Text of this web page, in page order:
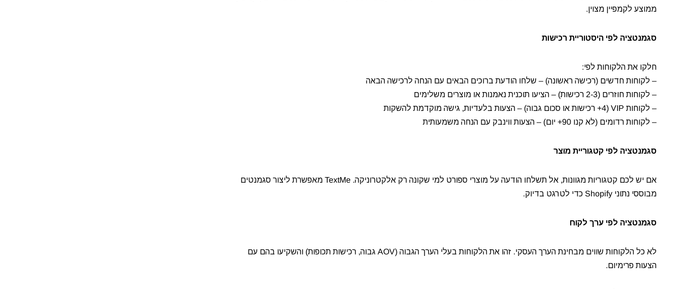
ממוצע לקמפיין מצוין.
סגמנטציה לפי היסטוריית רכישות
חלקו את הלקוחות לפי:
– לקוחות חדשים (רכישה ראשונה) – שלחו הודעת ברוכים הבאים עם הנחה לרכישה הבאה
– לקוחות חוזרים (2-3 רכישות) – הציעו תוכנית נאמנות או מוצרים משלימים
– לקוחות VIP (4+ רכישות או סכום גבוה) – הצעות בלעדיות, גישה מוקדמת להשקות
– לקוחות רדומים (לא קנו 90+ יום) – הצעות ווינבק עם הנחה משמעותית
סגמנטציה לפי קטגוריית מוצר
אם יש לכם קטגוריות מגוונות, אל תשלחו הודעה על מוצרי ספורט למי שקונה רק אלקטרוניקה. TextMe מאפשרת ליצור סגמנטים
מבוססי נתוני Shopify כדי לטרגט בדיוק.
סגמנטציה לפי ערך לקוח
לא כל הלקוחות שווים מבחינת הערך העסקי. זהו את הלקוחות בעלי הערך הגבוה (AOV גבוה, רכישות תכופות) והשקיעו בהם עם
הצעות פרימיום.